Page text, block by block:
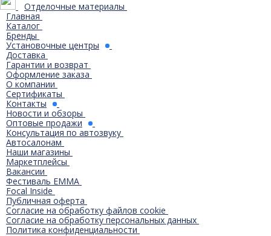
Отделочные материалы
Главная
Каталог
Бренды
Установочные центры
Доставка
Гарантии и возврат
Оформление заказа
О компании
Сертификаты
Контакты
Новости и обзоры
Оптовые продажи
Консультация по автозвуку
Автосалонам
Наши магазины
Маркетплейсы
Вакансии
Фестиваль EMMA
Focal Inside
Публичная оферта
Согласие на обработку файлов cookie
Согласие на обработку персональных данных
Политика конфиденциальности